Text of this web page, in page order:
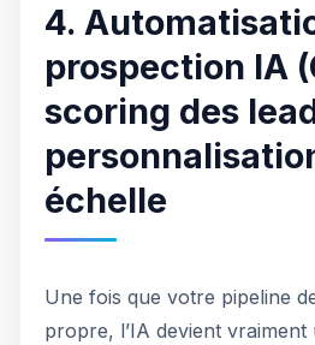
4.
prospection IA
scoring des
échelle
Une fois que votre pipeline
propre, l’IA devient